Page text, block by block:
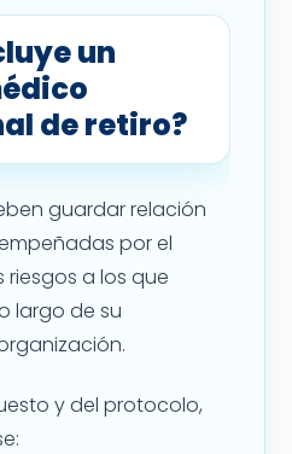
un
de retiro?
guardar relación
por el
a los que
largo de su
y del protocolo,